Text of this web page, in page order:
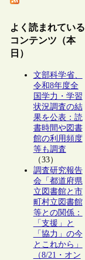
よく読まれている
コンテンツ（本
日）
文部科学省、
令和8年度全
国学力・学習
状況調査の結
果を公表：読
書時間や図書
館の利用頻度
等も調査
（33）
調査研究報告
会「都道府県
立図書館と市
町村立図書館
等との関係：
「支援」と
「協力」の今
とこれから」
（8/21・オン